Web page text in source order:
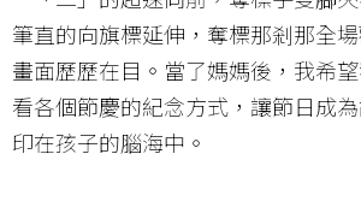
筆直的向旗標延伸，奪標那剎那全
畫面歷歷在目。當了媽媽後，我希
看各個節慶的紀念方式，讓節日成
印在孩子的腦海中。